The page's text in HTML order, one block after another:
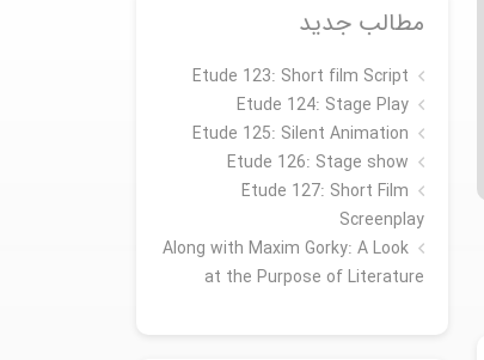
مطالب جدید
Etude 123: Short film Script
Etude 124: Stage Play
Etude 125: Silent Animation
Etude 126: Stage show
Étude 127: Short Film
Screenplay
Along with Maxim Gorky: A Look
at the Purpose of Literature